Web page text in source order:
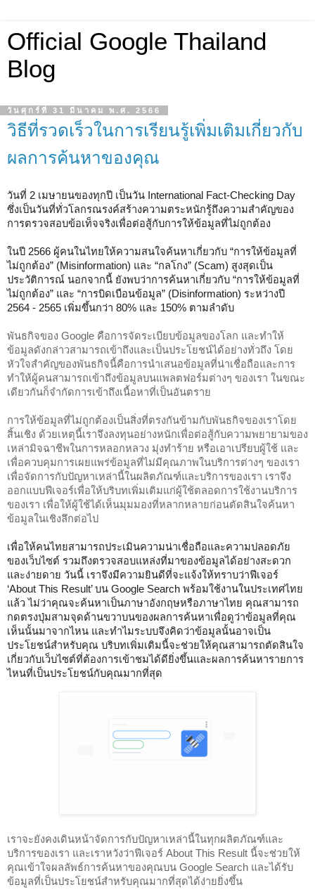
Official Google Thailand
Blog
วันศุกร์ที่ 31 มีนาคม พ.ศ. 2566
วิธีที่รวดเร็วในการเรียนรู้เพิ่มเติมเกี่ยวกับ
ผลการค้นหาของคุณ
วันที่ 2 เมษายนของทุกปี เป็นวัน International Fact-Checking Day
ซึ่งเป็นวันที่ทั่วโลกรณรงค์สร้างความตระหนักรู้ถึงความสำคัญของ
การตรวจสอบข้อเท็จจริงเพื่อต่อสู้กับการให้ข้อมูลที่ไม่ถูกต้อง
ในปี 2566 ผู้คนในไทยให้ความสนใจค้นหาเกี่ยวกับ “การให้ข้อมูลที่
ไม่ถูกต้อง” (Misinformation) และ “กลโกง” (Scam) สูงสุดเป็น
ประวัติการณ์ นอกจากนี้ ยังพบว่าการค้นหาเกี่ยวกับ “การให้ข้อมูลที่
ไม่ถูกต้อง” และ “การบิดเบือนข้อมูล” (Disinformation) ระหว่างปี
2564 - 2565 เพิ่มขึ้นกว่า 80% และ 150% ตามลำดับ
พันธกิจของ Google คือการจัดระเบียบข้อมูลของโลก และทำให้
ข้อมูลดังกล่าวสามารถเข้าถึงและเป็นประโยชน์ได้อย่างทั่วถึง โดย
หัวใจสำคัญของพันธกิจนี้คือการนำเสนอข้อมูลที่น่าเชื่อถือและการ
ทำให้ผู้คนสามารถเข้าถึงข้อมูลบนแพลตฟอร์มต่างๆ ของเรา ในขณะ
เดียวกันก็จำกัดการเข้าถึงเนื้อหาที่เป็นอันตราย
การให้ข้อมูลที่ไม่ถูกต้องเป็นสิ่งที่ตรงกันข้ามกับพันธกิจของเราโดย
สิ้นเชิง ด้วยเหตุนี้เราจึงลงทุนอย่างหนักเพื่อต่อสู้กับความพยายามของ
เหล่ามิจฉาชีพในการหลอกหลวง มุ่งทำร้าย หรือเอาเปรียบผู้ใช้ และ
เพื่อควบคุมการเผยแพร่ข้อมูลที่ไม่มีคุณภาพในบริการต่างๆ ของเรา
เพื่อจัดการกับปัญหาเหล่านี้ในผลิตภัณฑ์และบริการของเรา เราจึง
ออกแบบฟีเจอร์เพื่อให้บริบทเพิ่มเติมแก่ผู้ใช้ตลอดการใช้งานบริการ
ของเรา เพื่อให้ผู้ใช้ได้เห็นมุมมองที่หลากหลายก่อนตัดสินใจค้นหา
ข้อมูลในเชิงลึกต่อไป
เพื่อให้คนไทยสามารถประเมินความน่าเชื่อถือและความปลอดภัย
ของเว็บไซต์ รวมถึงตรวจสอบแหล่งที่มาของข้อมูลได้อย่างสะดวก
และง่ายดาย วันนี้ เราจึงมีความยินดีที่จะแจ้งให้ทราบว่าฟีเจอร์
‘About This Result’ บน Google Search พร้อมใช้งานในประเทศไทย
แล้ว ไม่ว่าคุณจะค้นหาเป็นภาษาอังกฤษหรือภาษาไทย คุณสามารถ
กดตรงปุ่มสามจุดด้านขวาบนของผลการค้นหาเพื่อดูว่าข้อมูลที่คุณ
เห็นนั้นมาจากไหน และทำไมระบบจึงคิดว่าข้อมูลนั้นอาจเป็น
ประโยชน์สำหรับคุณ บริบทเพิ่มเติมนี้จะช่วยให้คุณสามารถตัดสินใจ
เกี่ยวกับเว็บไซต์ที่ต้องการเข้าชมได้ดียิ่งขึ้นและผลการค้นหารายการ
ไหนที่เป็นประโยชน์กับคุณมากที่สุด
เราจะยังคงเดินหน้าจัดการกับปัญหาเหล่านี้ในทุกผลิตภัณฑ์และ
บริการของเรา และเราหวังว่าฟีเจอร์ About This Result นี้จะช่วยให้
คุณเข้าใจผลลัพธ์การค้นหาของคุณบน Google Search และได้รับ
ข้อมูลที่เป็นประโยชน์สำหรับคุณมากที่สุดได้ง่ายยิ่งขึ้น